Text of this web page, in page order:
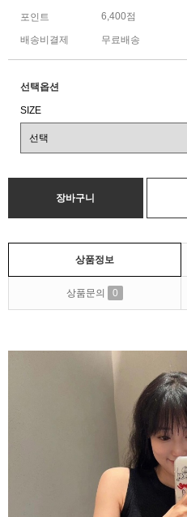
포인트 6,400점
배송비결제 무료배송
선택옵션
SIZE
상품정보
상품문의 0